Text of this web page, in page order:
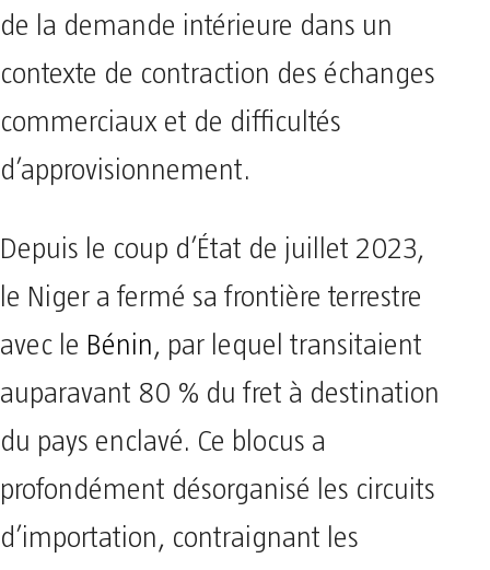
de la demande intérieure dans un
contexte de contraction des échanges
commerciaux et de difficultés
d’approvisionnement.
Depuis le coup d’État de juillet 2023,
le Niger a fermé sa frontière terrestre
avec le Bénin, par lequel transitaient
auparavant 80 % du fret à destination
du pays enclavé. Ce blocus a
profondément désorganisé les circuits
d’importation, contraignant les